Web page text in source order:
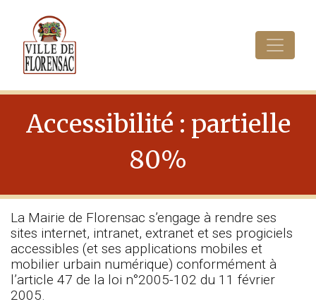
Accessibilité : partielle
80%
La Mairie de Florensac s’engage à rendre ses
sites internet, intranet, extranet et ses progiciels
accessibles (et ses applications mobiles et
mobilier urbain numérique) conformément à
l’article 47 de la loi n°2005-102 du 11 février
2005.